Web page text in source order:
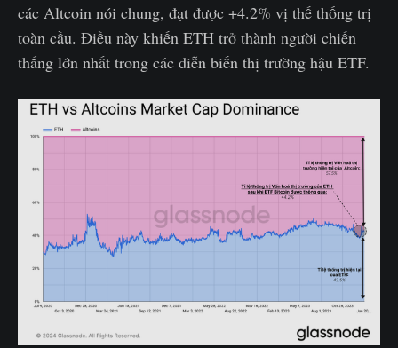
các Altcoin nói chung, đạt được +4.2% vị thế thống trị
toàn cầu. Điều này khiến ETH trở thành người chiến
thắng lớn nhất trong các diễn biến thị trường hậu ETF.